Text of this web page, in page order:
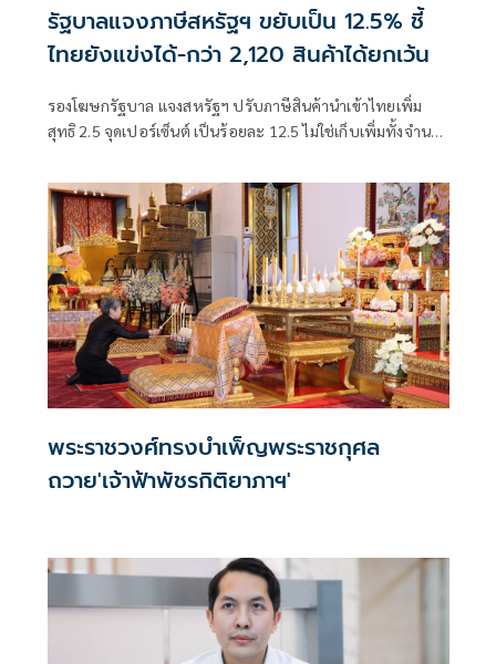
รัฐบาลแจงภาษีสหรัฐฯ ขยับเป็น 12.5% ชี้
ไทยยังแข่งได้-กว่า 2,120 สินค้าได้ยกเว้น
รองโฆษกรัฐบาล แจงสหรัฐฯ ปรับภาษีสินค้านำเข้าไทยเพิ่ม
สุทธิ 2.5 จุดเปอร์เซ็นต์ เป็นร้อยละ 12.5 ไม่ใช่เก็บเพิ่มทั้งจำนวน
พระราชวงศ์ทรงบำเพ็ญพระราชกุศล
ถวาย'เจ้าฟ้าพัชรกิติยาภาฯ'